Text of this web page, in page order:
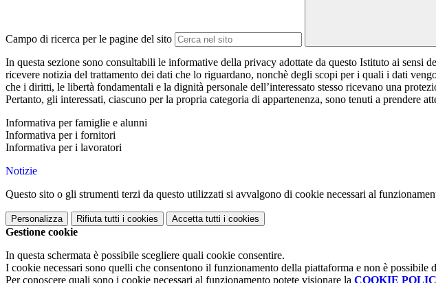
Campo di ricerca per le pagine del sito
In questa sezione sono consultabili le informative della privacy adottate da questo Istituto ai sensi
ricevere notizia del trattamento dei dati che lo riguardano, nonchè degli scopi per i quali i dati
che i diritti, le libertà fondamentali e la dignità personale dell’interessato stesso ricevano una
Pertanto, gli interessati, ciascuno per la propria categoria di appartenenza, sono tenuti a prendere
Informativa per famiglie e alunni
Informativa per i fornitori
Informativa per i lavoratori
Notizie
Questo sito o gli strumenti terzi da questo utilizzati si avvalgono di cookie necessari al
Personalizza Rifiuta tutti i cookies Accetta tutti i cookies
Gestione cookie
In questa schermata è possibile scegliere quali cookie consentire.
I cookie necessari sono quelli che consentono il funzionamento della piattaforma e non è possibile
Per conoscere quali sono i cookie necessari al funzionamento potete visionare la COOKIE